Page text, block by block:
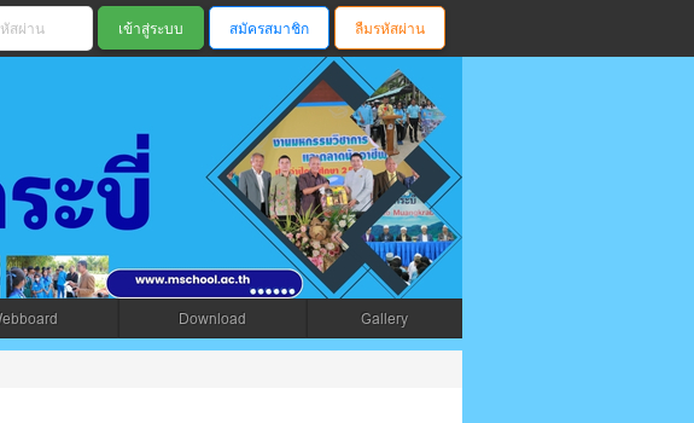
สมัครสมาชิก ลืมรหัสผ่าน
พม ตรัง
Download Gallery